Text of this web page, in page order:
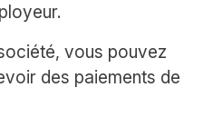
vous pouvez
des paiements de